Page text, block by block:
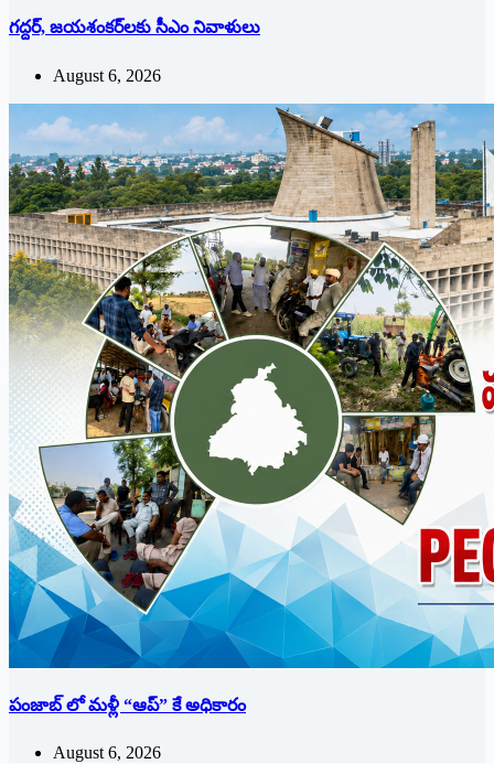
గద్దర్, జయశంకర్‌లకు సీఎం నివాళులు
August 6, 2026
పంజాబ్ లో మళ్లీ “ఆప్” కే అధికారం
August 6, 2026